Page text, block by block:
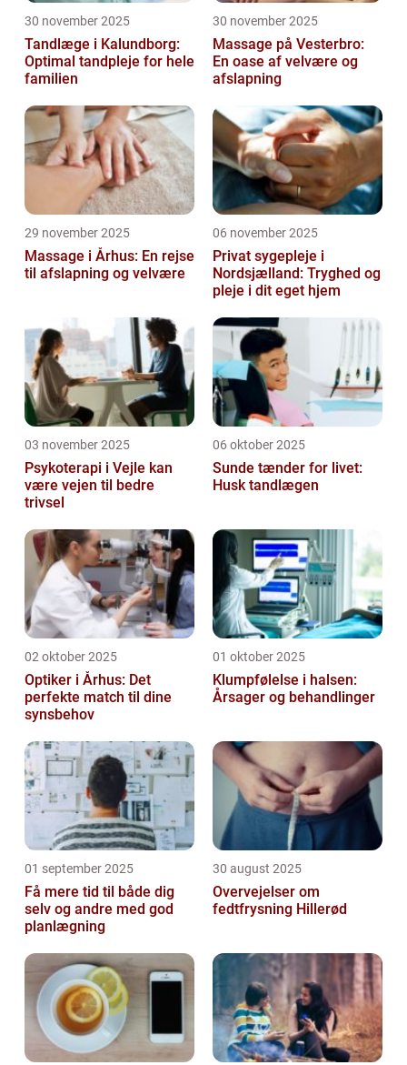
30 november 2025
Tandlæge i Kalundborg:
Optimal tandpleje for hele
familien
30 november 2025
Massage på Vesterbro:
En oase af velvære og
afslapning
29 november 2025
Massage i Århus: En rejse
til afslapning og velvære
06 november 2025
Privat sygepleje i
Nordsjælland: Tryghed og
pleje i dit eget hjem
03 november 2025
Psykoterapi i Vejle kan
være vejen til bedre
trivsel
06 oktober 2025
Sunde tænder for livet:
Husk tandlægen
02 oktober 2025
Optiker i Århus: Det
perfekte match til dine
synsbehov
01 oktober 2025
Klumpfølelse i halsen:
Årsager og behandlinger
01 september 2025
Få mere tid til både dig
selv og andre med god
planlægning
30 august 2025
Overvejelser om
fedtfrysning Hillerød